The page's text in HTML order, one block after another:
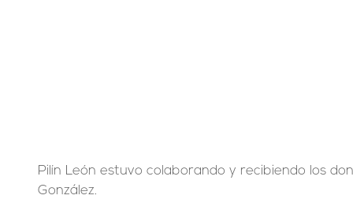
Pilín León estuvo colaborando y recibiendo los
González.